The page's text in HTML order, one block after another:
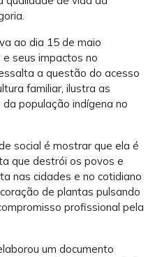
ao dia 15 de maio
seus impactos no
a questão do acesso
familiar, ilustra as
população indígena no
social é mostrar que ela é
que destrói os povos e
nas cidades e no cotidiano
de plantas pulsando
profissional pela
um documento